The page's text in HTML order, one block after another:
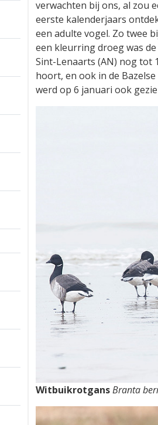
verwachten bij ons, al zou
eerste kalenderjaars
een adulte vogel. Zo twee
een kleurring droeg was
Sint-Lenaarts (AN) nog tot
hoort, en ook in de
werd op 6 januari ook
WitbuikrotgansBranta